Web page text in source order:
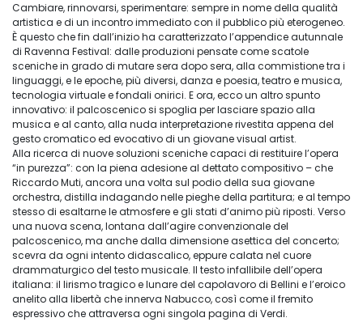
Cambiare, rinnovarsi, sperimentare: sempre in nome della qualità
artistica e di un incontro immediato con il pubblico più eterogeneo.
È questo che fin dall’inizio ha caratterizzato l’appendice autunnale
di Ravenna Festival: dalle produzioni pensate come scatole
sceniche in grado di mutare sera dopo sera, alla commistione tra i
linguaggi, e le epoche, più diversi, danza e poesia, teatro e musica,
tecnologia virtuale e fondali onirici. E ora, ecco un altro spunto
innovativo: il palcoscenico si spoglia per lasciare spazio alla
musica e al canto, alla nuda interpretazione rivestita appena del
gesto cromatico ed evocativo di un giovane visual artist.
Alla ricerca di nuove soluzioni sceniche capaci di restituire l’opera
“in purezza”: con la piena adesione al dettato compositivo – che
Riccardo Muti, ancora una volta sul podio della sua giovane
orchestra, distilla indagando nelle pieghe della partitura; e al tempo
stesso di esaltarne le atmosfere e gli stati d’animo più riposti. Verso
una nuova scena, lontana dall’agire convenzionale del
palcoscenico, ma anche dalla dimensione asettica del concerto;
scevra da ogni intento didascalico, eppure calata nel cuore
drammaturgico del testo musicale. Il testo infallibile dell’opera
italiana: il lirismo tragico e lunare del capolavoro di Bellini e l’eroico
anelito alla libertà che innerva Nabucco, così come il fremito
espressivo che attraversa ogni singola pagina di Verdi.